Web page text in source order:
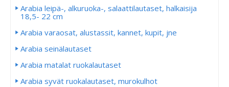
Arabia leipä-, alkuruoka-, salaattilautaset, halkaisija
18,5- 22 cm
Arabia varaosat, alustassit, kannet, kupit, jne
Arabia seinälautaset
Arabia matalat ruokalautaset
Arabia syvät ruokalautaset, murokulhot